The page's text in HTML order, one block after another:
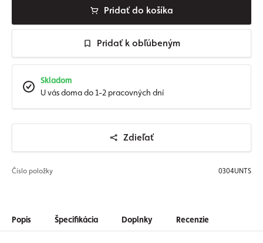
Pridať do košíka
Pridať k obľúbeným
Skladom
U vás doma do 1-2 pracovných dní
Zdieľať
Číslo položky 0304UNTS
Popis Špecifikácia Doplnky Recenzie